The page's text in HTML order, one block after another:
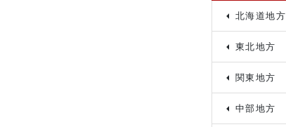
北海道地方
東北地方
関東地方
中部地方